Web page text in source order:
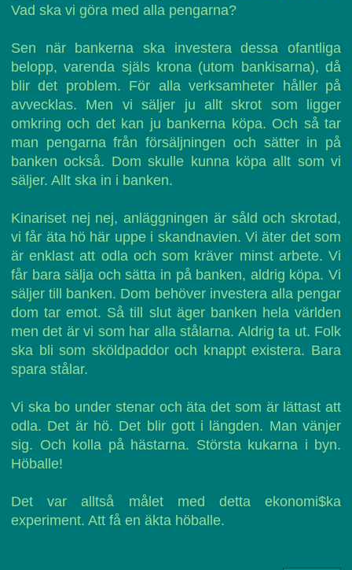
Vad ska vi göra med alla pengarna?
Sen när bankerna ska investera dessa ofantliga
belopp, varenda själs krona (utom bankisarna), då
blir det problem. För alla verksamheter håller på
avvecklas. Men vi säljer ju allt skrot som ligger
omkring och det kan ju bankerna köpa. Och så tar
man pengarna från försäljningen och sätter in på
banken också. Dom skulle kunna köpa allt som vi
säljer. Allt ska in i banken.
Kinariset nej nej, anläggningen är såld och skrotad,
vi får äta hö här uppe i skandnavien. Vi äter det som
är enklast att odla och som kräver minst arbete. Vi
får bara sälja och sätta in på banken, aldrig köpa. Vi
säljer till banken. Dom behöver investera alla pengar
dom tar emot. Så till slut äger banken hela världen
men det är vi som har alla stålarna. Aldrig ta ut. Folk
ska bli som sköldpaddor och knappt existera. Bara
spara stålar.
Vi ska bo under stenar och äta det som är lättast att
odla. Det är hö. Det blir gott i längden. Man vänjer
sig. Och kolla på hästarna. Största kukarna i byn.
Höballe!
Det var alltså målet med detta ekonomi$ka
experiment. Att få en äkta höballe.